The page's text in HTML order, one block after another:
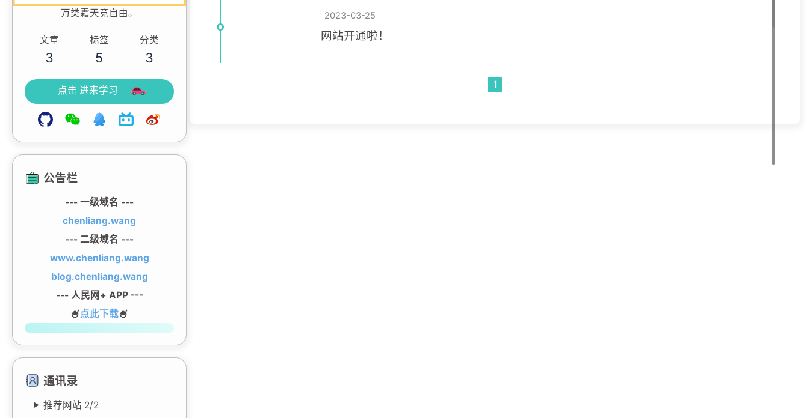
2023-03-25
网站开通啦！
1
万类霜天竞自由。
文章
3
标签
5
分类
3
点击 进来学习
公告栏
--- 一级域名 ---
chenliang.wang
--- 二级域名 ---
www.chenliang.wang
blog.chenliang.wang
--- 人民网+ APP ---
🍧点此下载🍧
通讯录
推荐网站 2/2